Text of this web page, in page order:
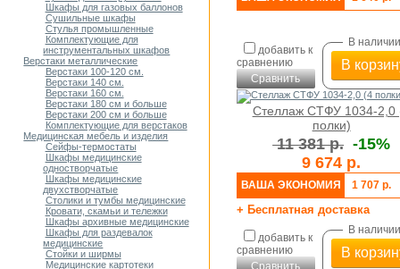
Шкафы для газовых баллонов
Сушильные шкафы
Стулья промышленные
Комплектующие для
инструментальных шкафов
Верстаки металлические
Верстаки 100-120 см.
Верстаки 140 см.
Верстаки 160 см.
Верстаки 180 см и больше
Верстаки 200 см и больше
Комплектующие для верстаков
Медицинская мебель и изделия
Сейфы-термостаты
Шкафы медицинские
одностворчатые
Шкафы медицинские
двухстворчатые
Столики и тумбы медицинские
Кровати, скамьи и тележки
Шкафы архивные медицинские
Шкафы для раздевалок
медицинские
Стойки и ширмы
Медицинские картотеки
добавить к
сравнению
Сравнить
В наличии
В
Стеллаж СТФУ 1034-2,0
полки)
11 381 р. -15%
9 674 р.
ВАША ЭКОНОМИЯ 1 707 р.
+ Бесплатная доставка
добавить к
сравнению
Сравнить
В наличии
В